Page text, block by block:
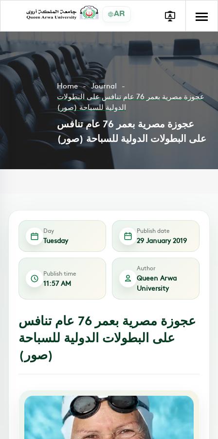
AR
Home
Journal
عجوزة مصرية بعمر 76 عام تنافس على البطولات
الدولية للسباحة (صور)
عجوزة مصرية بعمر 76 عام تنافس
على البطولات الدولية للسباحة (صور)
Day
Tuesday
Publish date
29 January 2019
Publish time
11:57 AM
Author
Queen Arwa
University
عجوزة مصرية بعمر 76 عام تنافس
على البطولات الدولية للسباحة
(صور)